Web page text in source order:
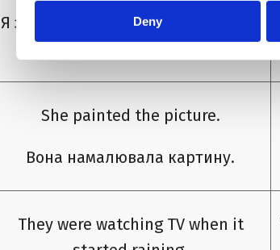
Deny
Я закінчив свою домашню роботу.
She painted the picture.
Вона намалювала картину.
They were watching TV when it